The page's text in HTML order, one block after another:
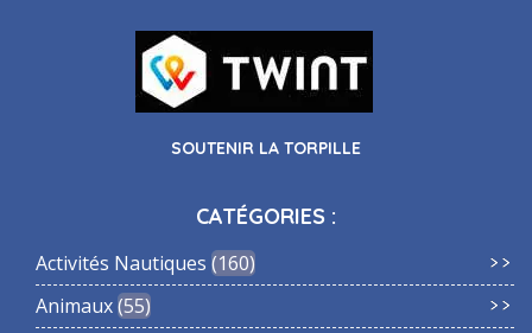
SOUTENIR LA TORPILLE
CATÉGORIES :
Activités Nautiques 160
Animaux 55